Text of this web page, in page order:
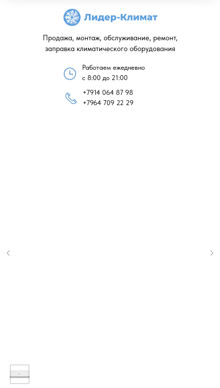
Работаем ежедневно
с 8:00 до 21:00
+7914 064 87 98
+7964 709 22 29
Продажа, монтаж, обслуживание, ремонт,
заправка климатического оборудования